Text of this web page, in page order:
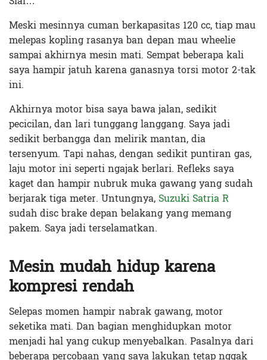
Meski mesinnya cuman berkapasitas 120 cc, tiap mau
melepas kopling rasanya ban depan mau wheelie
sampai akhirnya mesin mati. Sempat beberapa kali
saya hampir jatuh karena ganasnya torsi motor 2-tak
ini.
Akhirnya motor bisa saya bawa jalan, sedikit
pecicilan, dan lari tunggang langgang. Saya jadi
sedikit berbangga dan melirik mantan, dia
tersenyum. Tapi nahas, dengan sedikit puntiran gas,
laju motor ini seperti ngajak berlari. Refleks saya
kaget dan hampir nubruk muka gawang yang sudah
berjarak tiga meter. Untungnya, Suzuki Satria R
sudah disc brake depan belakang yang memang
pakem. Saya jadi terselamatkan.
Mesin mudah hidup karena
kompresi rendah
Selepas momen hampir nabrak gawang, motor
seketika mati. Dan bagian menghidupkan motor
menjadi hal yang cukup menyebalkan. Pasalnya dari
beberapa percobaan yang saya lakukan tetap nggak